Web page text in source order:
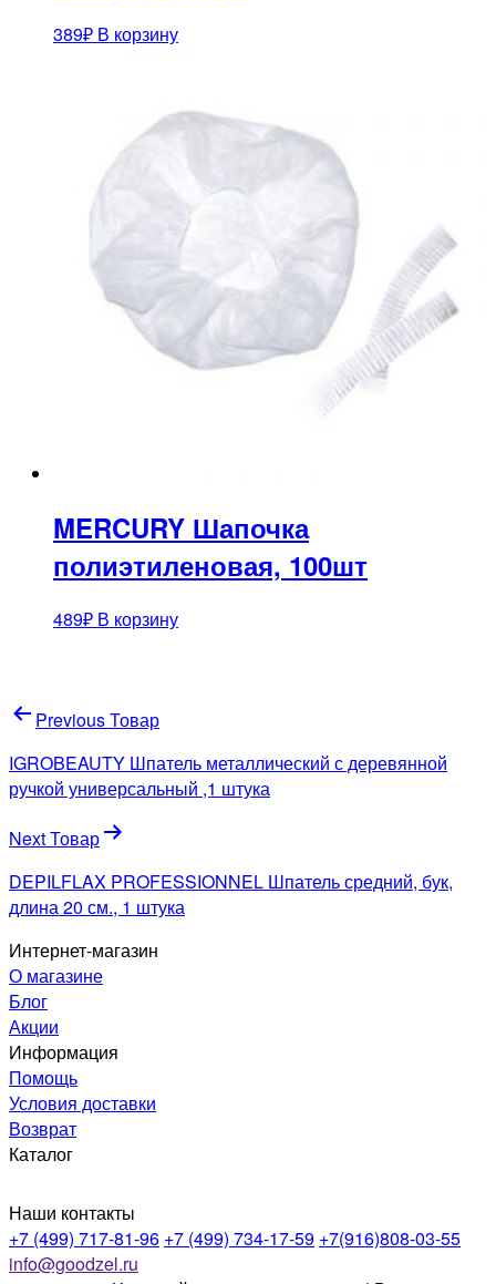
389₽ В корзину
MERCURY Шапочка
полиэтиленовая, 100шт
489₽ В корзину
Навигация
по
записям
Previous Товар
IGROBEAUTY Шпатель металлический с деревянной
ручкой универсальный ,1 штука
Next Товар
DEPILFLAX PROFESSIONNEL Шпатель средний, бук,
длина 20 см., 1 штука
Интернет-магазин
О магазине
Блог
Акции
Информация
Помощь
Условия доставки
Возврат
Каталог
Наши контакты
+7 (499) 717-81-96 +7 (499) 734-17-59 +7(916)808-03-55
info@goodzel.ru